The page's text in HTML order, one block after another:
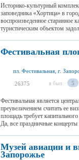
Историко-культурный
заповедника «Хортица» в
воспроизведенное старинное
туристическим объектом
Фестивальная
пл. Фестивальная, г.
26375 я был 5
Фестивальная является
преувеличением считать ее
площадь требует
Да, все праздничные концерты
Музей авиации и
Запорожье